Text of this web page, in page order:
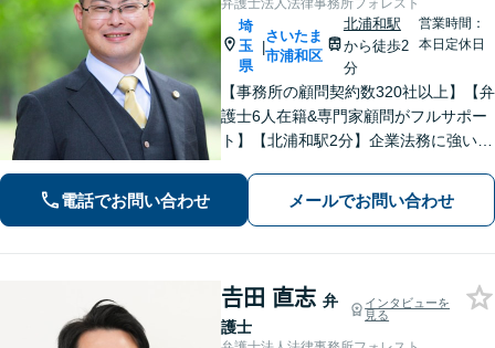
弁護士法人法律事務所フォレスト
埼
玉
県
|
さいたま
市浦和区
北浦和駅
から徒歩2
分
営業時間：
本日定休日
【事務所の顧問契約数320社以上】【弁
護士6人在籍&専門家顧問がフルサポー
ト】【北浦和駅2分】企業法務に強い弁
動産などに対応します。中小企業さ
ま、個人事業主さまからのご相談に注
電話でお問い合わせ メールでお問い合わせ
𠮷田 直志 弁
護士
インタビューを
見る